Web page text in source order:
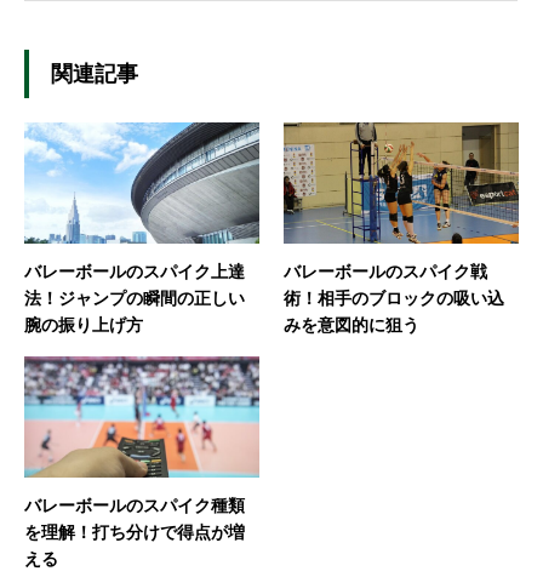
関連記事
バレーボールのスパイク上達
法！ジャンプの瞬間の正しい
腕の振り上げ方
バレーボールのスパイク戦
術！相手のブロックの吸い込
みを意図的に狙う
バレーボールのスパイク種類
を理解！打ち分けで得点が増
える